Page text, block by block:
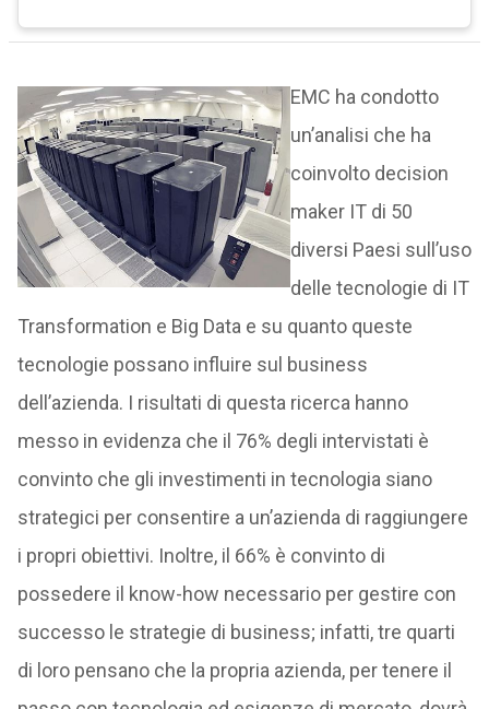
EMC ha condotto
un’analisi che ha
coinvolto decision
maker IT di 50
diversi Paesi sull’uso
delle tecnologie di IT
Transformation e Big Data e su quanto queste
tecnologie possano influire sul business
dell’azienda. I risultati di questa ricerca hanno
messo in evidenza che il 76% degli intervistati è
convinto che gli investimenti in tecnologia siano
strategici per consentire a un’azienda di raggiungere
i propri obiettivi. Inoltre, il 66% è convinto di
possedere il know-how necessario per gestire con
successo le strategie di business; infatti, tre quarti
di loro pensano che la propria azienda, per tenere il